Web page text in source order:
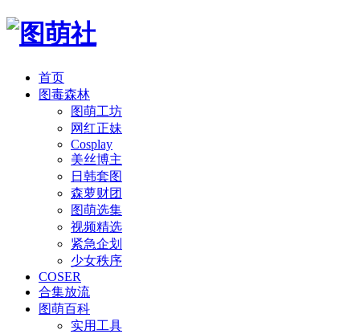
首页
图毒森林
图萌工坊
网红正妹
Cosplay
美丝博主
日韩套图
森萝财团
图萌选集
视频精选
紧急企划
少女秩序
COSER
合集放流
图萌百科
实用工具